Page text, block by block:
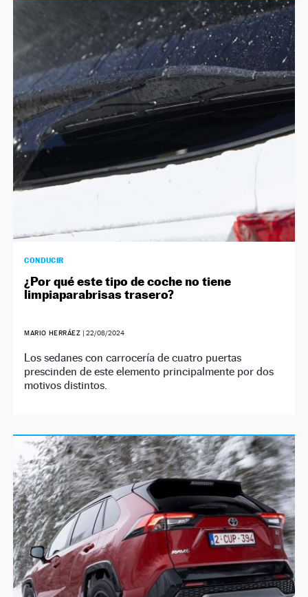
CONDUCIR
¿Por qué este tipo de coche no tiene
limpiaparabrisas trasero?
MARIO HERRÁEZ |22/08/2024
Los sedanes con carrocería de cuatro puertas
prescinden de este elemento principalmente por dos
motivos distintos.